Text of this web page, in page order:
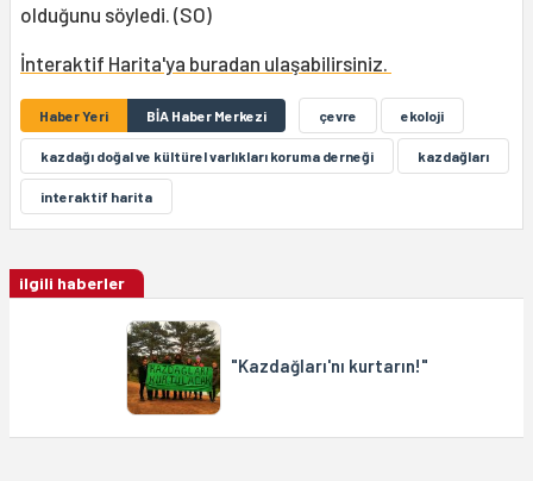
olduğunu söyledi. (SO)
İnteraktif Harita'ya buradan ulaşabilirsiniz.
Haber Yeri BİA Haber Merkezi çevre ekoloji
kazdağı doğal ve kültürel varlıkları koruma derneği kazdağları
interaktif harita
ilgili haberler
"Kazdağları'nı kurtarın!"